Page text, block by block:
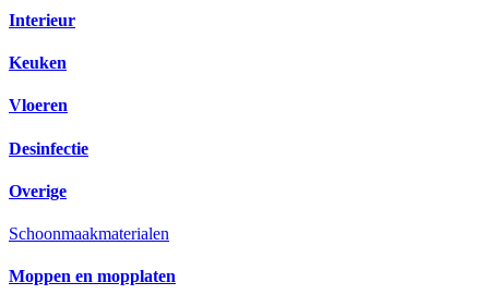
Interieur
Keuken
Vloeren
Desinfectie
Overige
Schoonmaakmaterialen
Moppen en mopplaten